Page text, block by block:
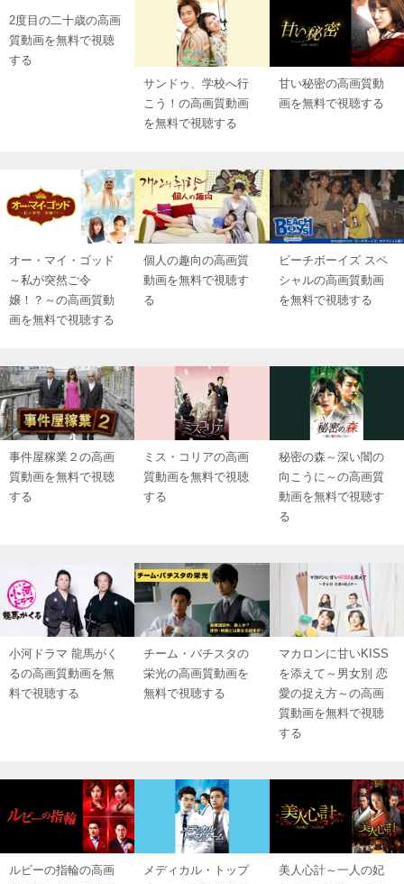
2度目の二十歳の高画
質動画を無料で視聴
する
サンドゥ、学校へ行
こう！の高画質動画
を無料で視聴する
甘い秘密の高画質動
画を無料で視聴する
オー・マイ・ゴッド
～私が突然ご令
嬢！？～の高画質動
画を無料で視聴する
個人の趣向の高画質
動画を無料で視聴す
る
ビーチボーイズ スペ
シャルの高画質動画
を無料で視聴する
事件屋稼業２の高画
質動画を無料で視聴
する
ミス・コリアの高画
質動画を無料で視聴
する
秘密の森～深い闇の
向こうに～の高画質
動画を無料で視聴す
る
小河ドラマ 龍馬がく
るの高画質動画を無
料で視聴する
チーム・バチスタの
栄光の高画質動画を
無料で視聴する
マカロンに甘いKISS
を添えて～男女別 恋
愛の捉え方～の高画
質動画を無料で視聴
する
ルビーの指輪の高画
メディカル・トップ
美人心計～一人の妃